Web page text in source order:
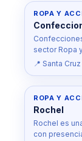
ROPA Y
sector Ropa
📍 Santa
ROPA Y
Rochel
Rochel es
con